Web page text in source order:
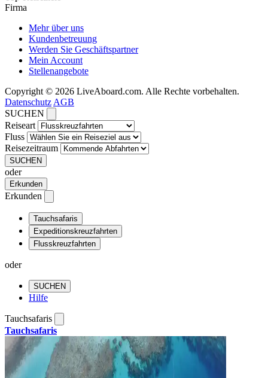
Firma
Mehr über uns
Kundenbetreuung
Werden Sie Geschäftspartner
Mein Account
Stellenangebote
Copyright © 2026 LiveAboard.com. Alle Rechte vorbehalten.
Datenschutz AGB
SUCHEN
Reiseart
Fluss
Reisezeitraum
SUCHEN
oder
Erkunden
Erkunden
Tauchsafaris
Expeditionskreuzfahrten
Flusskreuzfahrten
oder
SUCHEN
Hilfe
Tauchsafaris
Tauchsafaris